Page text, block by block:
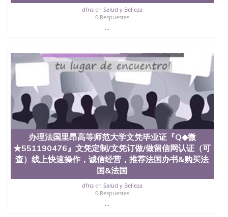
dfnsen Salud y Belleza
0 Respuestas
...
办理法国里昂高等师范大学文凭毕业证『Q◆微
★551190476』文凭定制/文凭订做/做留信网认证（可
查）线上快速操作，诚信经营，推荐法国办书&购买法
国&法国
dfnsen Salud y Belleza
0 Respuestas
...